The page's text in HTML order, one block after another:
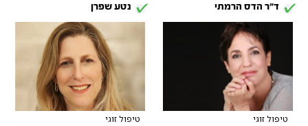
ד"ר הדס הרמתי
טיפול זוגי
נטע שפרן
טיפול זוגי